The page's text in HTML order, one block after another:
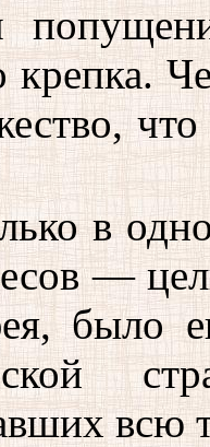
крепка.
что
в
—
было
всю